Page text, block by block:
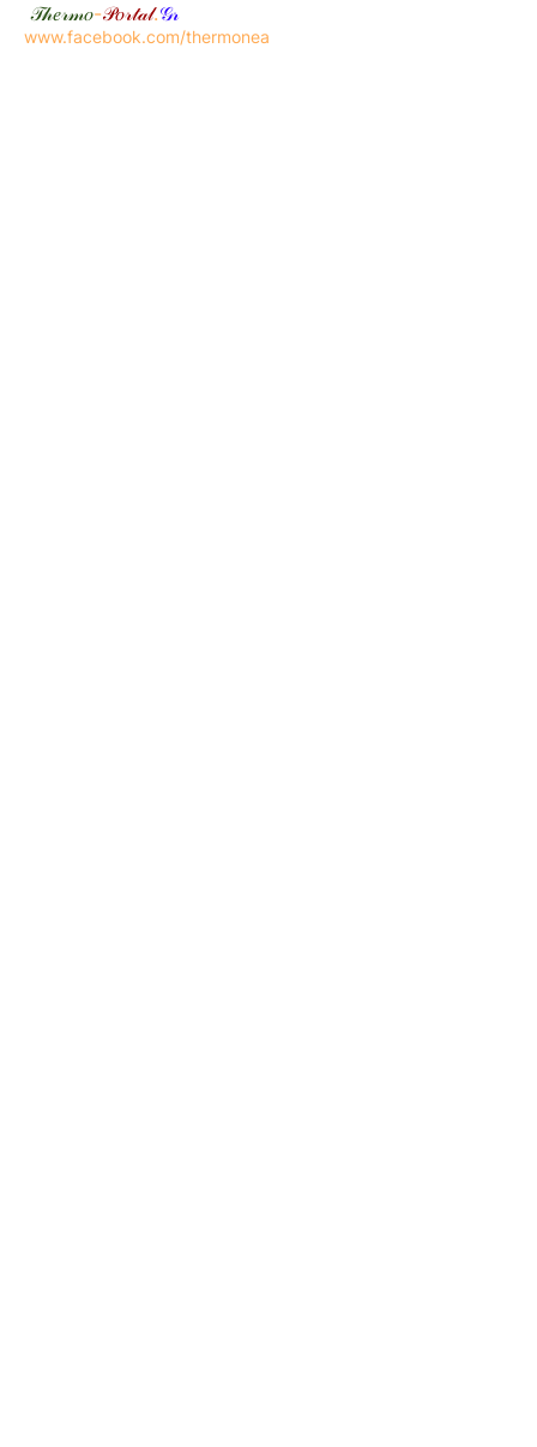
𝒯𝒽𝑒𝓇𝓂𝑜-𝒫𝑜𝓇𝓉𝒶𝓁.𝒢𝓇
www.facebook.com/thermonea